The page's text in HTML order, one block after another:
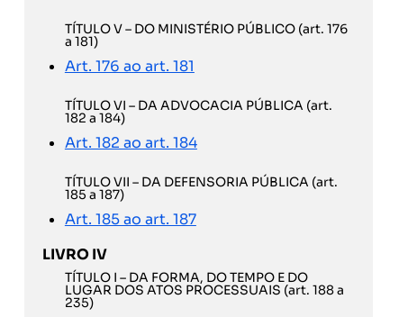
TÍTULO V – DO MINISTÉRIO PÚBLICO (art. 176
a 181)
Art. 176 ao art. 181
TÍTULO VI – DA ADVOCACIA PÚBLICA (art.
182 a 184)
Art. 182 ao art. 184
TÍTULO VII – DA DEFENSORIA PÚBLICA (art.
185 a 187)
Art. 185 ao art. 187
LIVRO IV
TÍTULO I – DA FORMA, DO TEMPO E DO
LUGAR DOS ATOS PROCESSUAIS (art. 188 a
235)